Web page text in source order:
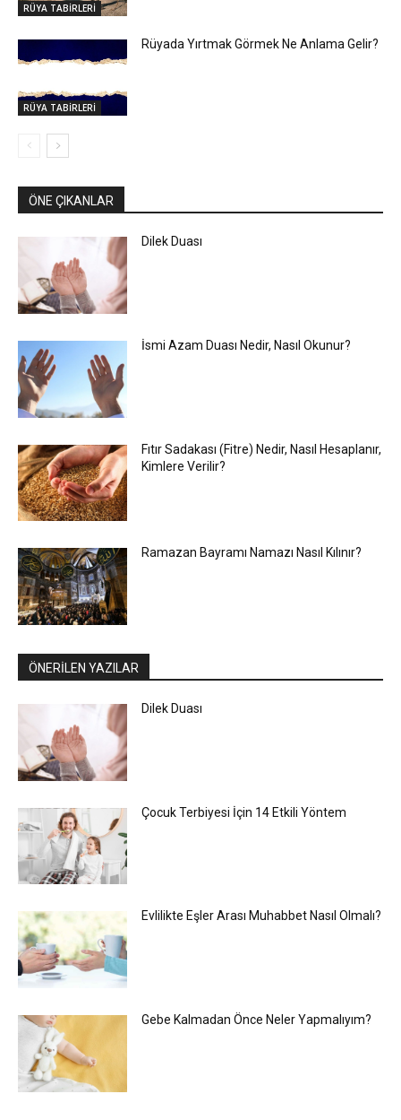
RÜYA TABİRLERİ
RÜYA TABİRLERİ
Rüyada Yırtmak Görmek Ne Anlama Gelir?
ÖNE ÇIKANLAR
Dilek Duası
İsmi Azam Duası Nedir, Nasıl Okunur?
Fıtır Sadakası (Fitre) Nedir, Nasıl Hesaplanır,
Kimlere Verilir?
Ramazan Bayramı Namazı Nasıl Kılınır?
ÖNERİLEN YAZILAR
Dilek Duası
Çocuk Terbiyesi İçin 14 Etkili Yöntem
Evlilikte Eşler Arası Muhabbet Nasıl Olmalı?
Gebe Kalmadan Önce Neler Yapmalıyım?